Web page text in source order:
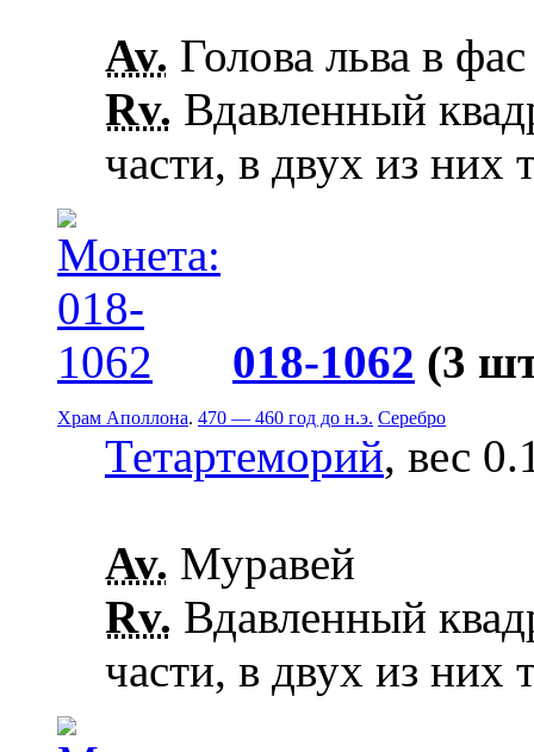
Av. Голова льва в фас
Rv. Вдавленный
части, в двух из них
018-1062 (3
Храм Аполлона. 470 — 460 год до н.э. Серебро
Тетартеморий, вес
Av. Муравей
Rv. Вдавленный
части, в двух из них